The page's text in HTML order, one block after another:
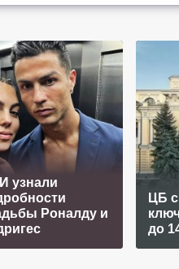
узнали
Роналду и
ЦБ
до